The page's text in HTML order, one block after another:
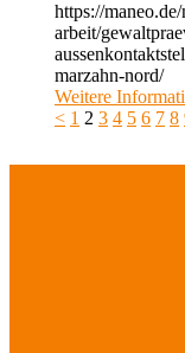
https://
arbeit/
marzahn-nord/
Weitere
< 1 2 3 4 5 6 7 8